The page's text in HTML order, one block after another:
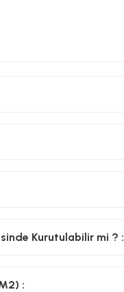
Kurutulabilir mi ? :
: